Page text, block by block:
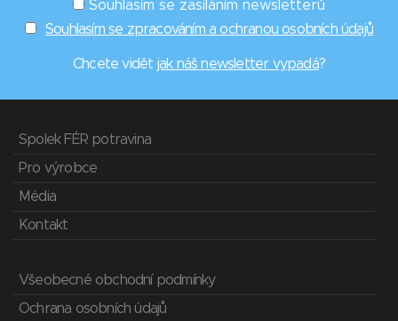
Souhlasím se zasíláním newsletterů
Souhlasím se zpracováním a ochranou osobních údajů
Chcete vidět jak náš newsletter vypadá?
Spolek FÉR potravina
Pro výrobce
Média
Kontakt
Všeobecné obchodní podmínky
Ochrana osobních údajů